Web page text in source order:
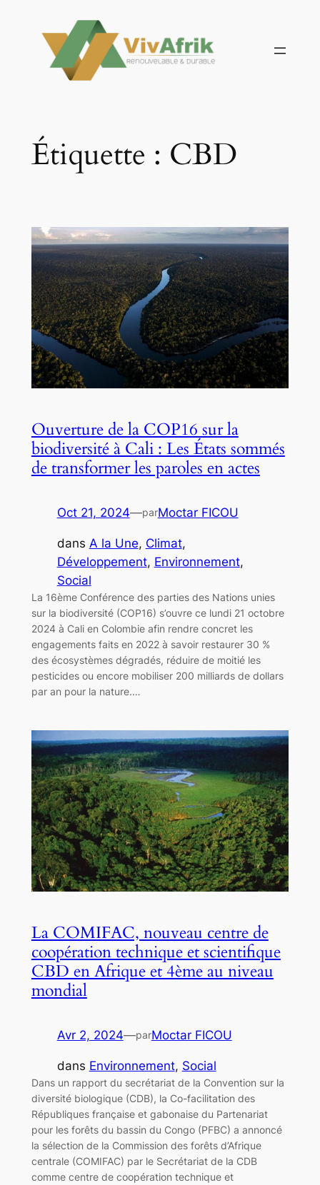
contenu
Étiquette : CBD
Ouverture de la COP16 sur la
biodiversité à Cali : Les États sommés
de transformer les paroles en actes
Oct 21, 2024—parMoctar FICOU
dans A la Une, Climat
Développement, Environnement
Social
La 16ème Conférence des parties des Nations unies
sur la biodiversité (COP16) s’ouvre ce lundi 21 octobre
2024 à Cali en Colombie afin rendre concret les
engagements faits en 2022 à savoir restaurer 30 %
des écosystèmes dégradés, réduire de moitié les
pesticides ou encore mobiliser 200 milliards de dollars
par an pour la nature.…
La COMIFAC, nouveau centre de
coopération technique et scientifique
CBD en Afrique et 4ème au niveau
mondial
Avr 2, 2024—parMoctar FICOU
dans Environnement, Social
Dans un rapport du secrétariat de la Convention sur la
diversité biologique (CDB), la Co-facilitation des
Républiques française et gabonaise du Partenariat
pour les forêts du bassin du Congo (PFBC) a annoncé
la sélection de la Commission des forêts d’Afrique
centrale (COMIFAC) par le Secrétariat de la CDB
comme centre de coopération technique et